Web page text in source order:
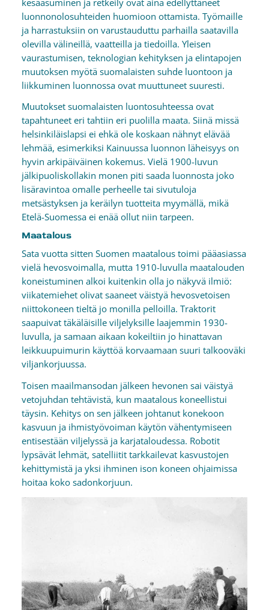
luonnonolosuhteiden huomioon ottamista. Työmaille
ja harrastuksiin on varustauduttu parhailla saatavilla
olevilla välineillä, vaatteilla ja tiedoilla. Yleisen
vaurastumisen, teknologian kehityksen ja elintapojen
muutoksen myötä suomalaisten suhde luontoon ja
liikkuminen luonnossa ovat muuttuneet suuresti.
Muutokset suomalaisten luontosuhteessa ovat
tapahtuneet eri tahtiin eri puolilla maata. Siinä missä
helsinkiläislapsi ei ehkä ole koskaan nähnyt elävää
lehmää, esimerkiksi Kainuussa luonnon läheisyys on
hyvin arkipäiväinen kokemus. Vielä 1900-luvun
jälkipuoliskollakin monen piti saada luonnosta joko
lisäravintoa omalle perheelle tai sivutuloja
metsästyksen ja keräilyn tuotteita myymällä, mikä
Etelä-Suomessa ei enää ollut niin tarpeen.
Maatalous
Sata vuotta sitten Suomen maatalous toimi pääasiassa
vielä hevosvoimalla, mutta 1910-luvulla maatalouden
koneistuminen alkoi kuitenkin olla jo näkyvä ilmiö:
viikatemiehet olivat saaneet väistyä hevosvetoisen
niittokoneen tieltä jo monilla pelloilla. Traktorit
saapuivat täkäläisille viljelyksille laajemmin 1930-
luvulla, ja samaan aikaan kokeiltiin jo hinattavan
leikkuupuimurin käyttöä korvaamaan suuri talkooväki
viljankorjuussa.
Toisen maailmansodan jälkeen hevonen sai väistyä
vetojuhdan tehtävistä, kun maatalous koneellistui
täysin. Kehitys on sen jälkeen johtanut konekoon
kasvuun ja ihmistyövoiman käytön vähentymiseen
entisestään viljelyssä ja karjataloudessa. Robotit
lypsävät lehmät, satelliitit tarkkailevat kasvustojen
kehittymistä ja yksi ihminen ison koneen ohjaimissa
hoitaa koko sadonkorjuun.